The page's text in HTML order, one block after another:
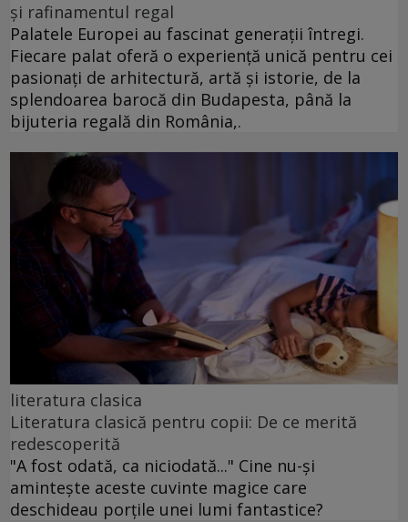
și rafinamentul regal
Palatele Europei au fascinat generații întregi.
Fiecare palat oferă o experiență unică pentru cei
pasionați de arhitectură, artă și istorie, de la
splendoarea barocă din Budapesta, până la
bijuteria regală din România,.
literatura clasica
Literatura clasică pentru copii: De ce merită
redescoperită
"A fost odată, ca niciodată..." Cine nu-și
amintește aceste cuvinte magice care
deschideau porțile unei lumi fantastice?